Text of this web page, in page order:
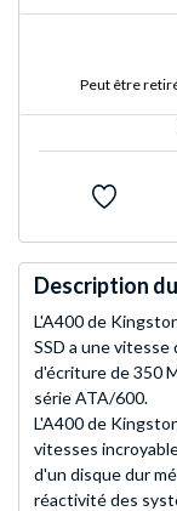
Peut être
Description
L'A400 de
SSD a une
d'écriture de 350
série ATA/600.
L'A400 de
vitesses
d'un disque dur
réactivité des